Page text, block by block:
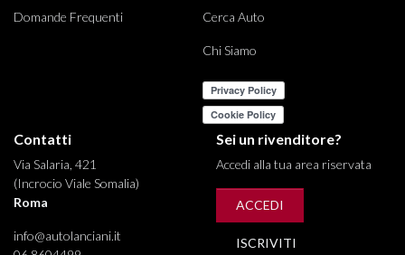
Domande Frequenti Cerca Auto
Chi Siamo
Contatti
Via Salaria, 421
(Incrocio Viale Somalia)
Roma
info@autolanciani.it
Sei un rivenditore?
Accedi alla tua area riservata
ACCEDI
ISCRIVITI